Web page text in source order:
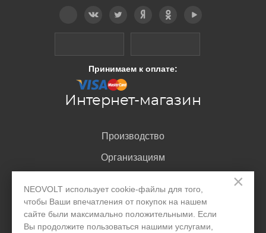
×
NEOVOLT использует cookie-файлы для того,
чтобы Ваши впечатления от покупок на нашем
сайте были максимально положительными. Если
Вы продолжите пользоваться нашими услугами,
Принимаем к оплате:
Интернет-магазин
Производство
Организациям
Блог